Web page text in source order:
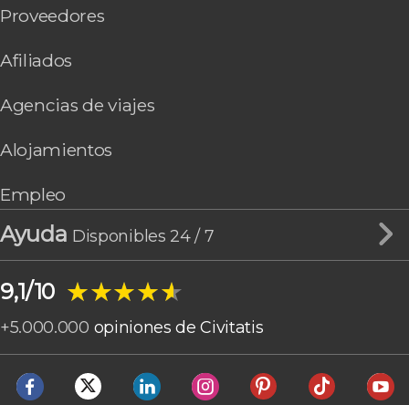
Proveedores
Afiliados
Agencias de viajes
Alojamientos
Empleo
Ayuda Disponibles 24 / 7
9,1/10 ★★★★★
★★★★★
+5.000.000 opiniones de Civitatis